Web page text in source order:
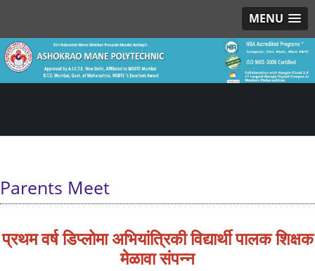
MENU
Parents Meet
प्रथम वर्ष डिप्लोमा अभियांत्रिकी विद्यार्थी पालक शिक्षक
मेळावा संपन्न